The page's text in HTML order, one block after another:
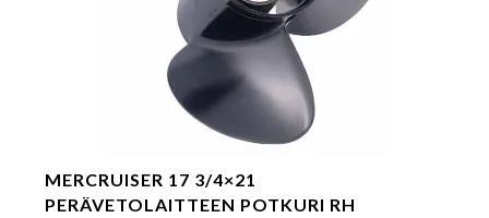
MERCRUISER 17 3/4×21
PERÄVETOLAITTEEN POTKURI RH